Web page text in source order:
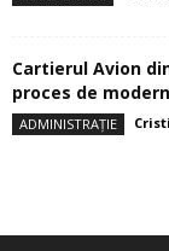
Cartierul Avion
proces de
ADMINISTRAȚIE